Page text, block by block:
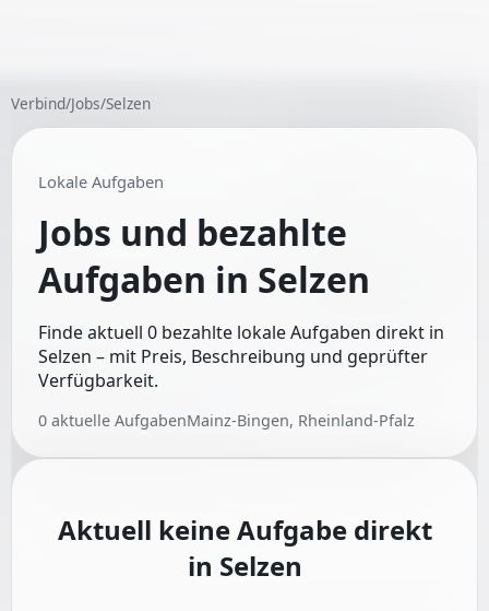
Verbind/Jobs/Selzen
Lokale Aufgaben
Jobs und bezahlte
Aufgaben in Selzen
Finde aktuell 0 bezahlte lokale Aufgaben direkt in
Selzen – mit Preis, Beschreibung und geprüfter
Verfügbarkeit.
0 aktuelle AufgabenMainz-Bingen, Rheinland-Pfalz
Aktuell keine Aufgabe direkt
in Selzen